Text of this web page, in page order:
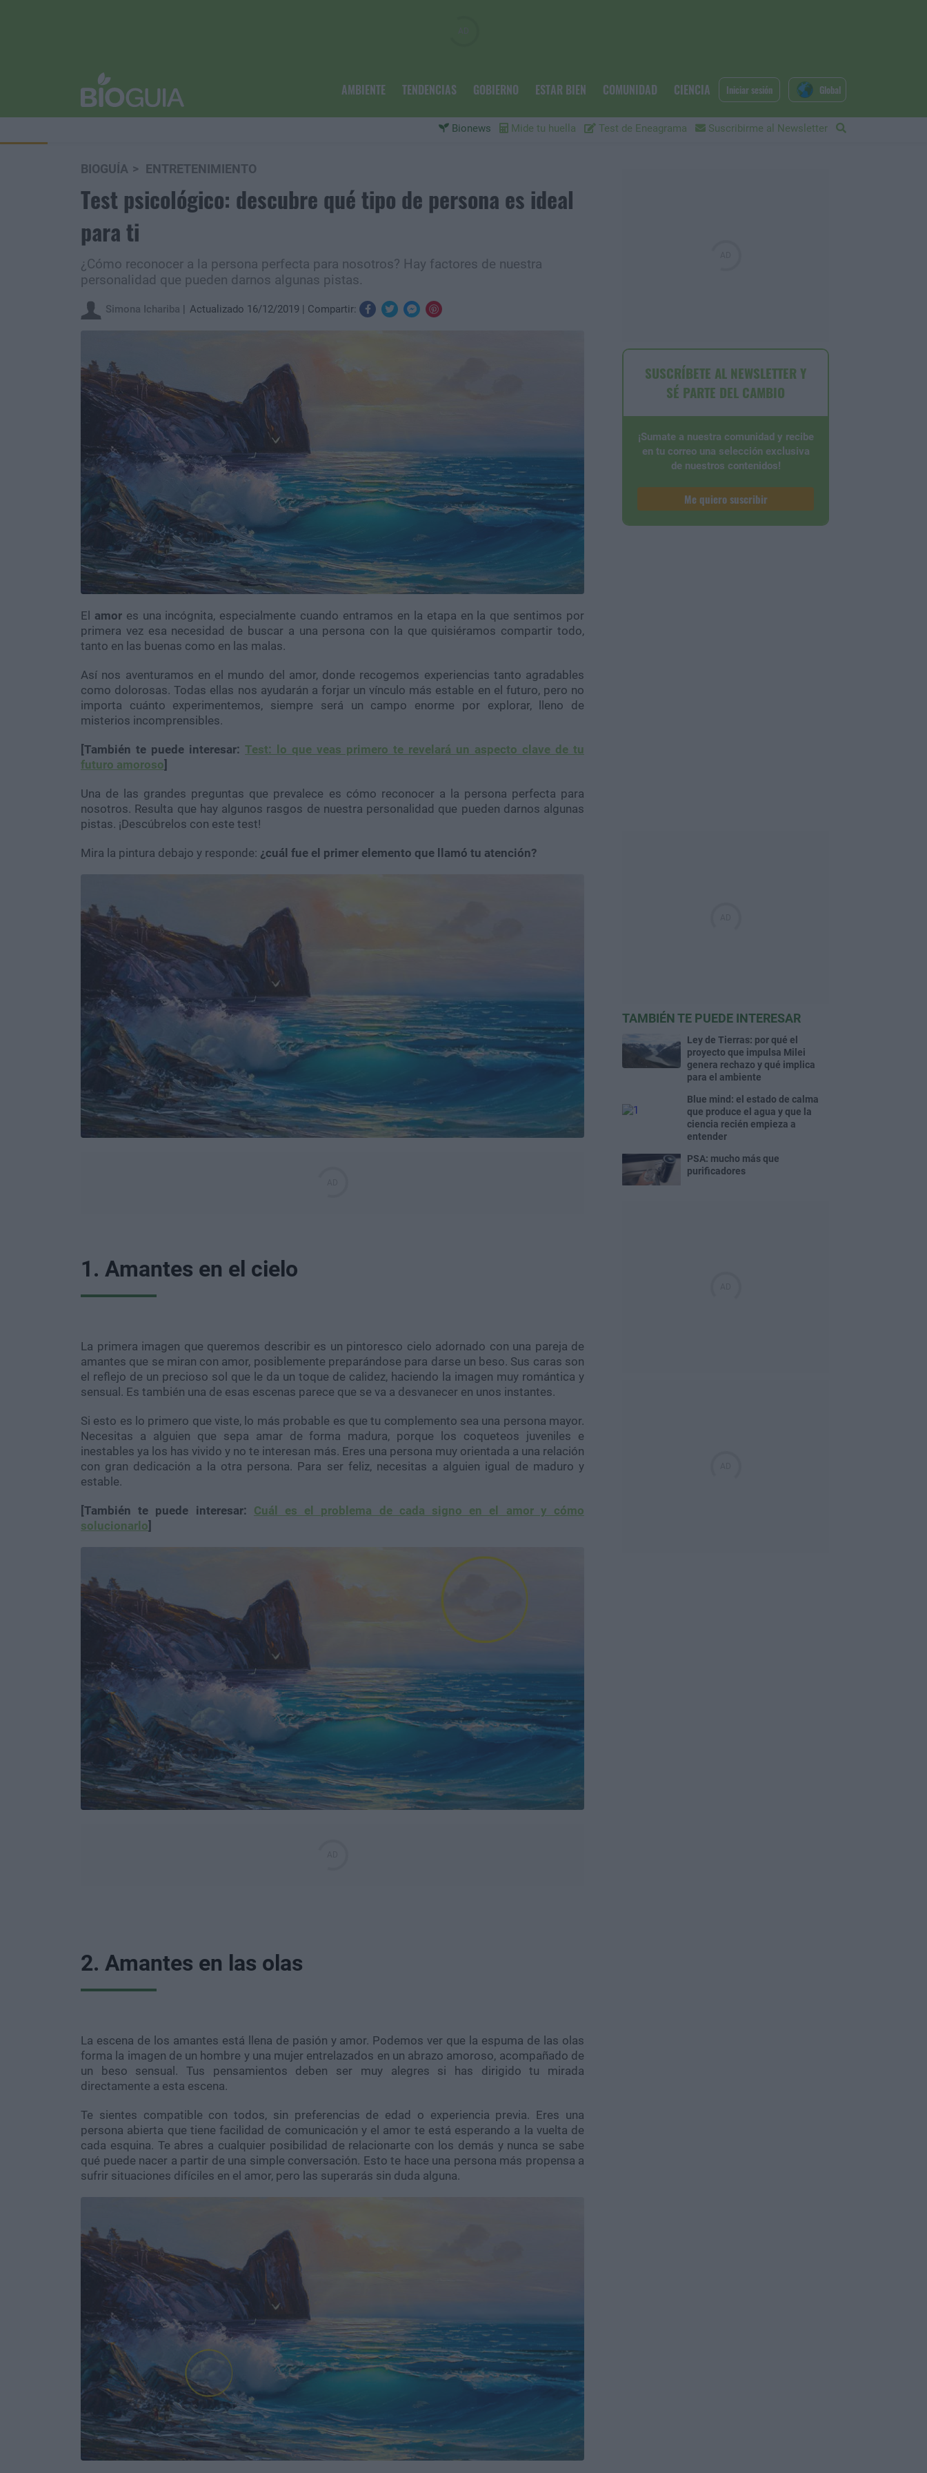
AMBIENTE TENDENCIAS GOBIERNO ESTAR BIEN COMUNIDAD CIENCIA
Bionews Mide tu huella Test de Eneagrama Suscribirme al Newsletter
Iniciar sesión Global
BIOGUÍA ENTRETENIMIENTO
Test psicológico: descubre qué tipo de persona es ideal
para ti
¿Cómo reconocer a la persona perfecta para nosotros? Hay factores de nuestra
personalidad que pueden darnos algunas pistas.
Simona Ichariba Actualizado 16/12/2019 Compartir:
El amores una incógnita, especialmente cuando entramos en la etapa en la que sentimos por
primera vez esa necesidad de buscar a una persona con la que quisiéramos compartir todo,
tanto en las buenas como en las malas.
Así nos aventuramos en el mundo del amor, donde recogemos experiencias tanto agradables
como dolorosas. Todas ellas nos ayudarán a forjar un vínculo más estable en el futuro, pero no
importa cuánto experimentemos, siempre será un campo enorme por explorar, lleno de
misterios incomprensibles.
[También te puede interesar: Test: lo que veas primero te revelará un aspecto clave de tu
futuro amoroso]
Una de las grandes preguntas que prevalece es cómo reconocer a la persona perfecta para
nosotros. Resulta que hay algunos rasgos de nuestra personalidad que pueden darnos algunas
pistas. ¡Descúbrelos con este test!
Mira la pintura debajo y responde: ¿cuál fue el primer elemento que llamó tu atención?
1. Amantes en el cielo
La primera imagen que queremos describir es un pintoresco cielo adornado con una pareja de
amantes que se miran con amor, posiblemente preparándose para darse un beso. Sus caras son
el reflejo de un precioso sol que le da un toque de calidez, haciendo la imagen muy romántica y
sensual. Es también una de esas escenas parece que se va a desvanecer en unos instantes.
Si esto es lo primero que viste, lo más probable es que tu complemento sea una persona mayor.
Necesitas a alguien que sepa amar de forma madura, porque los coqueteos juveniles e
inestables ya los has vivido y no te interesan más. Eres una persona muy orientada a una relación
con gran dedicación a la otra persona. Para ser feliz, necesitas a alguien igual de maduro y
estable.
[También te puede interesar: Cuál es el problema de cada signo en el amor y cómo
solucionarlo]
2. Amantes en las olas
La escena de los amantes está llena de pasión y amor. Podemos ver que la espuma de las olas
forma la imagen de un hombre y una mujer entrelazados en un abrazo amoroso, acompañado de
un beso sensual. Tus pensamientos deben ser muy alegres si has dirigido tu mirada
directamente a esta escena.
Te sientes compatible con todos, sin preferencias de edad o experiencia previa. Eres una
persona abierta que tiene facilidad de comunicación y el amor te está esperando a la vuelta de
cada esquina. Te abres a cualquier posibilidad de relacionarte con los demás y nunca se sabe
qué puede nacer a partir de una simple conversación. Esto te hace una persona más propensa a
sufrir situaciones difíciles en el amor, pero las superarás sin duda alguna.
SUSCRÍBETE AL NEWSLETTER Y
SÉ PARTE DEL CAMBIO
¡Sumate a nuestra comunidad y recibe
en tu correo una selección exclusiva
de nuestros contenidos!
Me quiero suscribir
TAMBIÉN TE PUEDE INTERESAR
Ley de Tierras: por qué el
proyecto que impulsa Milei
genera rechazo y qué implica
para el ambiente
Blue mind: el estado de calma
que produce el agua y que la
ciencia recién empieza a
entender
PSA: mucho más que
purificadores